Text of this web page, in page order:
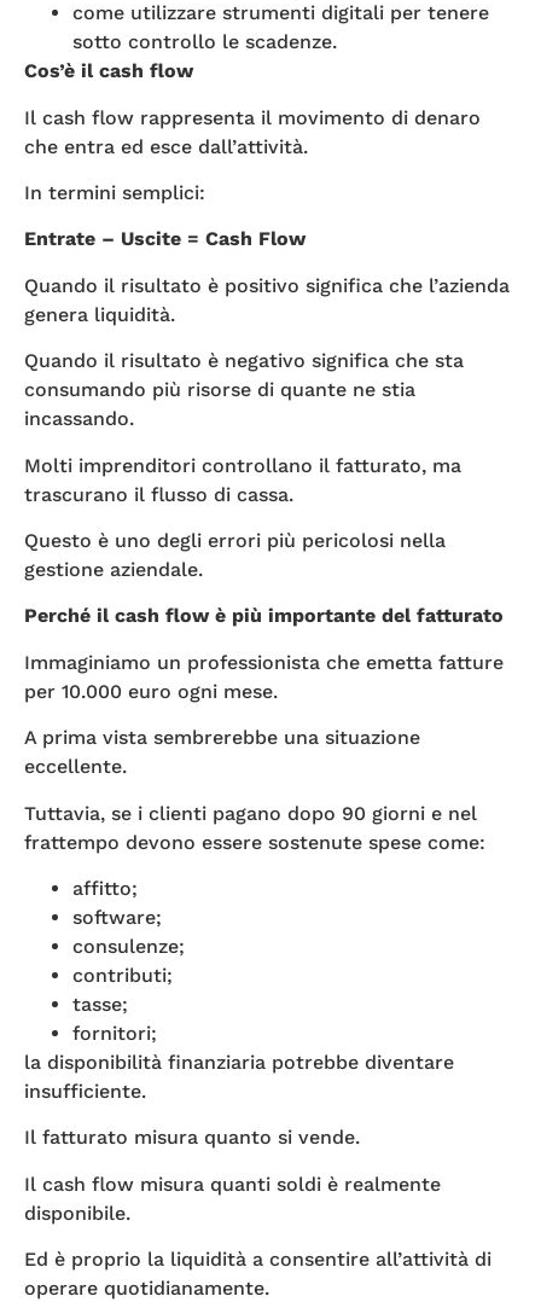
come utilizzare strumenti digitali per tenere
sotto controllo le scadenze.
Cos’è il cash flow
Il cash flow rappresenta il movimento di denaro
che entra ed esce dall’attività.
In termini semplici:
Entrate – Uscite = Cash Flow
Quando il risultato è positivo significa che l’azienda
genera liquidità.
Quando il risultato è negativo significa che sta
consumando più risorse di quante ne stia
incassando.
Molti imprenditori controllano il fatturato, ma
trascurano il flusso di cassa.
Questo è uno degli errori più pericolosi nella
gestione aziendale.
Perché il cash flow è più importante del fatturato
Immaginiamo un professionista che emetta fatture
per 10.000 euro ogni mese.
A prima vista sembrerebbe una situazione
eccellente.
Tuttavia, se i clienti pagano dopo 90 giorni e nel
frattempo devono essere sostenute spese come:
affitto;
software;
consulenze;
contributi;
tasse;
fornitori;
la disponibilità finanziaria potrebbe diventare
insufficiente.
Il fatturato misura quanto si vende.
Il cash flow misura quanti soldi è realmente
disponibile.
Ed è proprio la liquidità a consentire all’attività di
operare quotidianamente.